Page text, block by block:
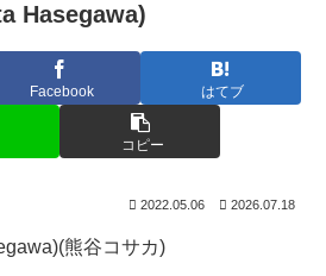
Hasegawa)
Facebook はてブ
コピー
2022.05.06 2026.07.18
熊谷コサカ)